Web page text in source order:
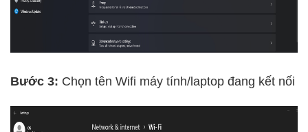
Bước 3: Chọn tên Wifi máy tính/laptop đang kết nối